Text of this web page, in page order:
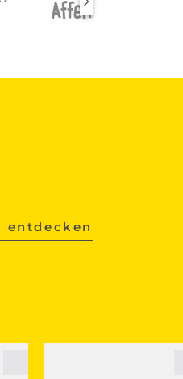
entdecken